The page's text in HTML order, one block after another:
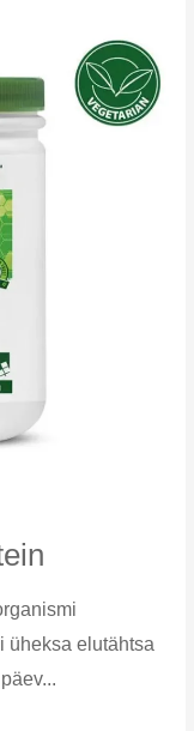
üheksa elutähtsa